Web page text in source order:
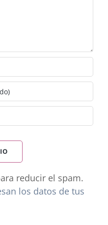
reducir el spam.
los datos de tus